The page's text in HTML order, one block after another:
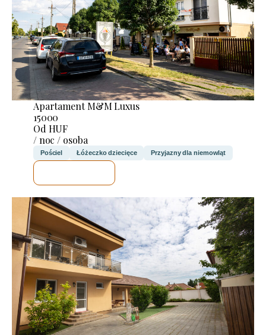
Apartament M&M Luxus
15000
Od HUF
/ noc / osoba
Pościel Łóżeczko dziecięce Przyjazny dla niemowląt